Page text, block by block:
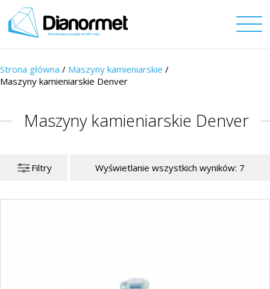
Strona główna / Maszyny kamieniarskie /
Maszyny kamieniarskie Denver
Maszyny kamieniarskie Denver
Filtry Wyświetlanie wszystkich wyników: 7